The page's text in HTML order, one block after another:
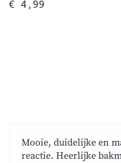
€ 4,99
Mooie, duidelijke en
reactie. Heerlijke